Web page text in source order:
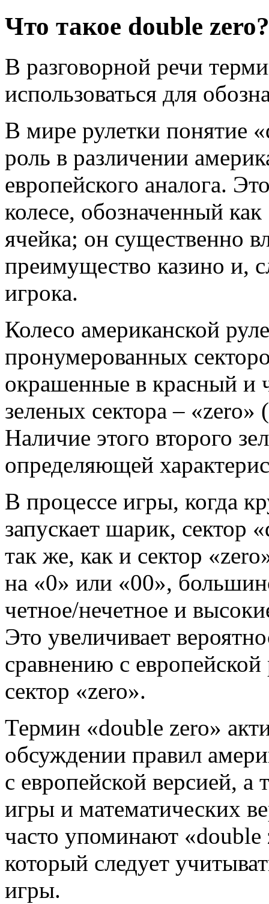
Что такое double zero?
В разговорной речи
использоваться для
В мире рулетки понятие
роль в различении
европейского аналога.
колесе, обозначенный
ячейка; он существенно
преимущество казино и,
игрока.
Колесо американской
пронумерованных
окрашенные в красный и
зеленых сектора –
Наличие этого второго
определяющей
В процессе игры, когда
запускает шарик, сектор
так же, как и сектор
на «0» или «00»,
четное/нечетное и
Это увеличивает
сравнению с европейской
сектор «zero».
Термин «double zero»
обсуждении правил
с европейской версией, а
игры и математических
часто упоминают
который следует
игры.